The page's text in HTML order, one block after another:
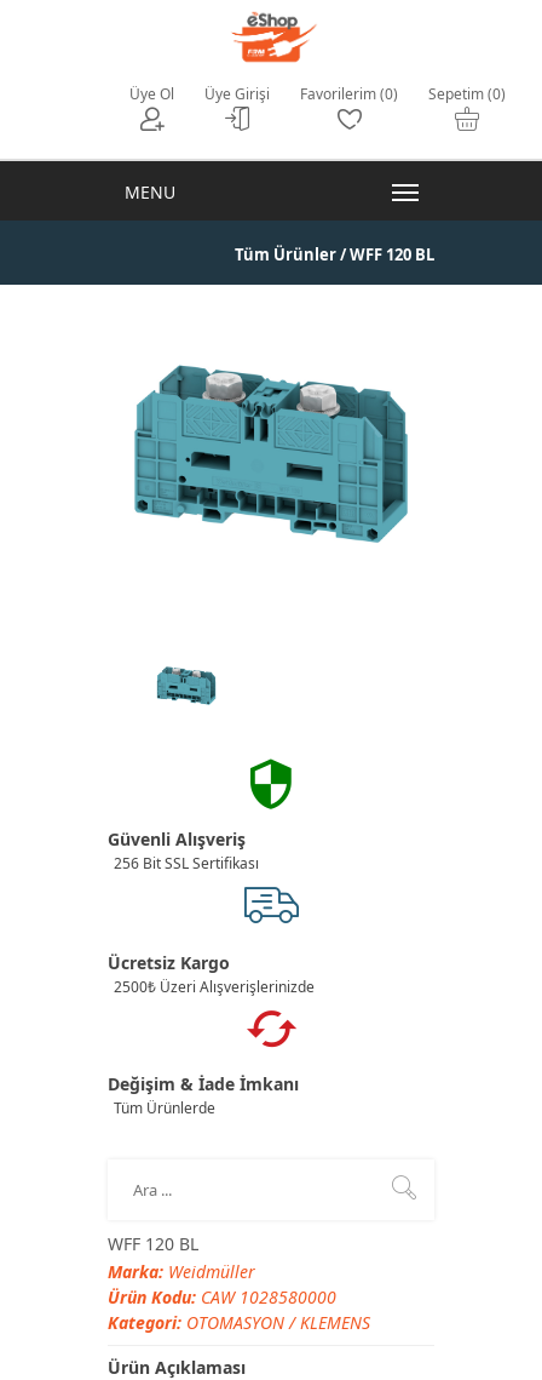
Üye Ol Üye Girişi Favorilerim (0) Sepetim (0)
Tüm Ürünler/ WFF 120 BL
Güvenli Alışveriş
256 Bit SSL Sertifikası
Ücretsiz Kargo
2500₺ Üzeri Alışverişlerinizde
Değişim & İade İmkanı
Tüm Ürünlerde
WFF 120 BL
Marka: Weidmüller
Ürün Kodu: CAW 1028580000
Kategori: OTOMASYON/KLEMENS
Ürün Açıklaması